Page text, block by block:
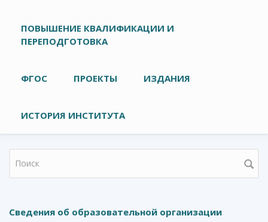
ПОВЫШЕНИЕ КВАЛИФИКАЦИИ И
ПЕРЕПОДГОТОВКА
ФГОС ПРОЕКТЫ ИЗДАНИЯ
ИСТОРИЯ ИНСТИТУТА
Форма поиска
Сведения об образовательной организации